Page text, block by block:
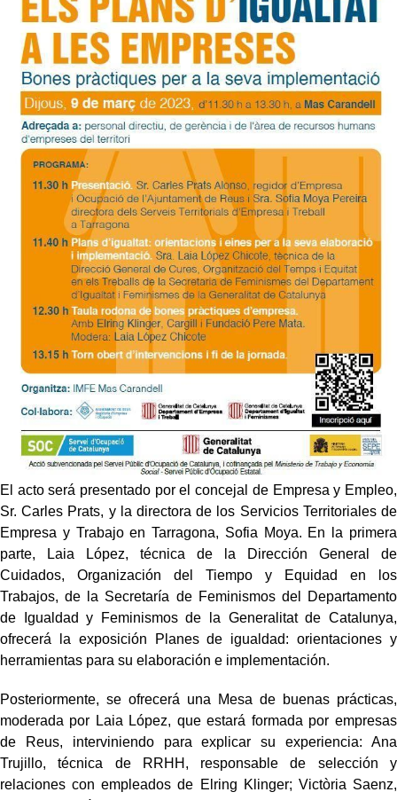
El acto será presentado por el concejal de Empresa y Empleo,
Sr. Carles Prats, y la directora de los Servicios Territoriales de
Empresa y Trabajo en Tarragona, Sofia Moya. En la primera
parte, Laia López, técnica de la Dirección General de
Cuidados, Organización del Tiempo y Equidad en los
Trabajos, de la Secretaría de Feminismos del Departamento
de Igualdad y Feminismos de la Generalitat de Catalunya,
ofrecerá la exposición Planes de igualdad: orientaciones y
herramientas para su elaboración e implementación.
Posteriormente, se ofrecerá una Mesa de buenas prácticas,
moderada por Laia López, que estará formada por empresas
de Reus, interviniendo para explicar su experiencia: Ana
Trujillo, técnica de RRHH, responsable de selección y
relaciones con empleados de Elring Klinger; Victòria Saenz,